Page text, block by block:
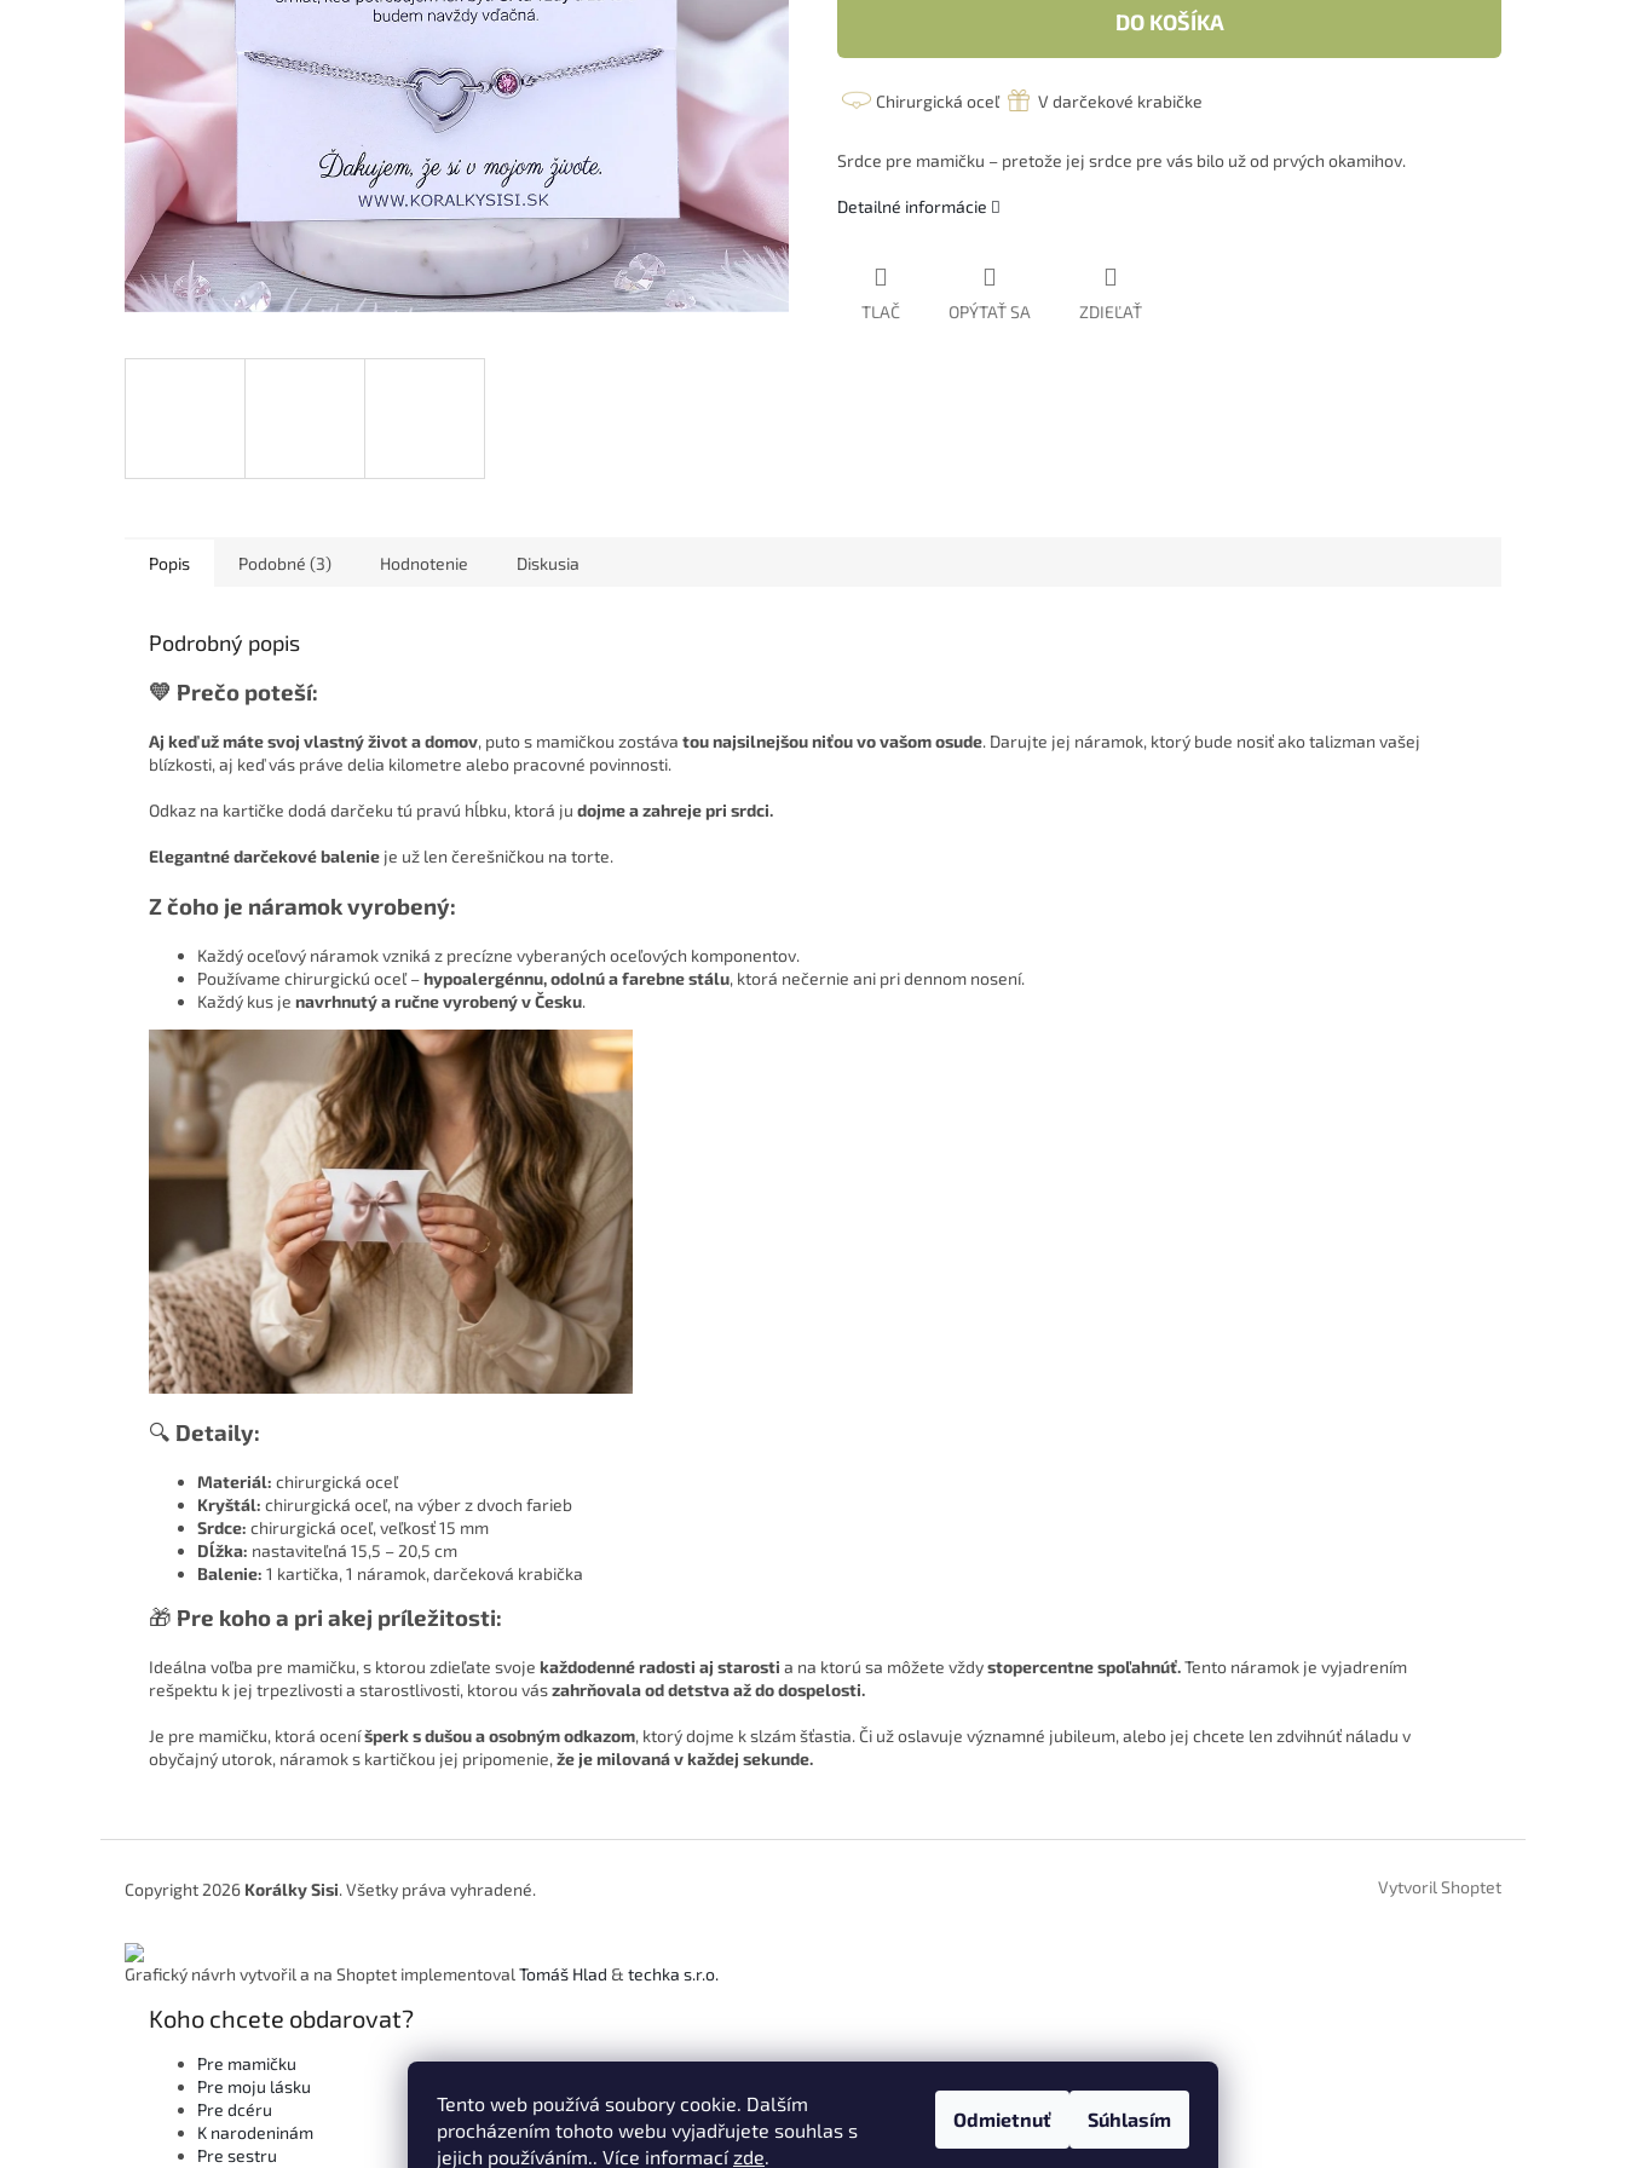
Tento web používá soubory cookie. Dalším
procházením tohoto webu vyjadřujete souhlas s
jejich používáním.. Více informacízde.
Odmietnuť Súhlasím
DO KOŠÍKA
Chirurgická oceľ V darčekové krabičke
Srdce pre mamičku – pretože jej srdce pre vás bilo už od prvých okamihov.
Detailné informácie
TLAČ OPÝTAŤ SA ZDIEĽAŤ
Popis Podobné (3) Hodnotenie Diskusia
Podrobný popis
💛 Prečo poteší:
Aj keď už máte svoj vlastný život a domov, puto s mamičkou zostáva tou najsilnejšou niťou vo vašom osude. Darujte jej náramok, ktorý bude nosiť ako talizman vašej
blízkosti, aj keď vás práve delia kilometre alebo pracovné povinnosti.
Odkaz na kartičke dodá darčeku tú pravú hĺbku, ktorá ju dojme a zahreje pri srdci.
Elegantné darčekové balenie je už len čerešničkou na torte.
Z čoho je náramok vyrobený:
Každý oceľový náramok vzniká z precízne vyberaných oceľových komponentov.
Používame chirurgickú oceľ –hypoalergénnu, odolnú a farebne stálu, ktorá nečernie ani pri dennom nosení.
Každý kus je navrhnutý a ručne vyrobený v Česku.
🔍 Detaily:
Materiál: chirurgická oceľ
Kryštál: chirurgická oceľ, na výber z dvoch farieb
Srdce: chirurgická oceľ, veľkosť 15 mm
Dĺžka: nastaviteľná 15,5 – 20,5 cm
Balenie: 1 kartička, 1 náramok, darčeková krabička
🎁 Pre koho a pri akej príležitosti:
Ideálna voľba pre mamičku, s ktorou zdieľate svoje každodenné radosti aj starosti a na ktorú sa môžete vždystopercentne spoľahnúť.Tento náramok je vyjadrením
rešpektu k jej trpezlivosti a starostlivosti, ktorou vászahrňovala od detstva až do dospelosti.
Je pre mamičku, ktorá oceníšperk s dušou a osobným odkazom, ktorý dojme k slzám šťastia. Či už oslavuje významné jubileum, alebo jej chcete len zdvihnúť náladu v
obyčajný utorok, náramok s kartičkou jej pripomenie, že je milovaná v každej sekunde.
Vytvoril Shoptet
Copyright 2026 Korálky Sisi. Všetky práva vyhradené.
Grafický návrh vytvořil a na Shoptet implementoval Tomáš Hlad & techka s.r.o.
Koho chcete obdarovat?
Pre mamičku
Pre moju lásku
Pre dcéru
K narodeninám
Pre sestru